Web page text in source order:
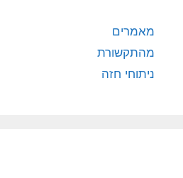
מאמרים
מהתקשורת
ניתוחי חזה